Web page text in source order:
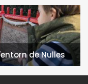
de Nulles